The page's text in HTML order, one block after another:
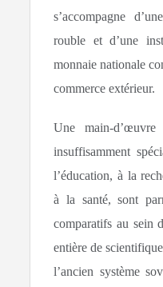
s’accompagne
rouble et d’une
monnaie nationale
commerce extérieur.
Une main-d’œuvre
insuffisamment
l’éducation, à la
à la santé, sont
comparatifs au sein
entière de
l’ancien système